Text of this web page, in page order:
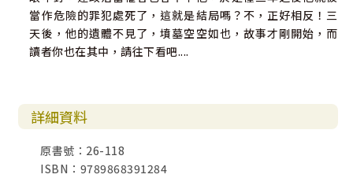
當作危險的罪犯處死了，這就是結局嗎？不，正好相反！三
天後，他的遺體不見了，墳墓空空如也，故事才剛開始，而
讀者你也在其中，請往下看吧....
詳細資料
原書號：26-118
ISBN：9789868391284